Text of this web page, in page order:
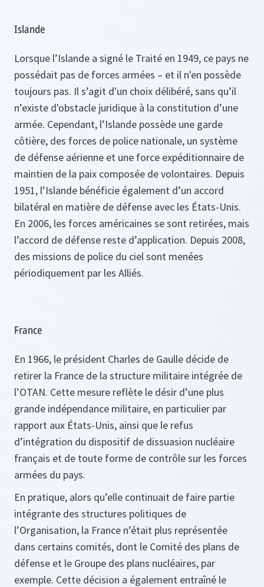
Islande
Lorsque l’Islande a signé le Traité en 1949, ce pays ne
possédait pas de forces armées – et il n'en possède
toujours pas. Il s’agit d'un choix délibéré, sans qu’il
n’existe d'obstacle juridique à la constitution d’une
armée. Cependant, l’Islande possède une garde
côtière, des forces de police nationale, un système
de défense aérienne et une force expéditionnaire de
maintien de la paix composée de volontaires. Depuis
1951, l’Islande bénéficie également d’un accord
bilatéral en matière de défense avec les États-Unis.
En 2006, les forces américaines se sont retirées, mais
l’accord de défense reste d’application. Depuis 2008,
des missions de police du ciel sont menées
périodiquement par les Alliés.
France
En 1966, le président Charles de Gaulle décide de
retirer la France de la structure militaire intégrée de
l’OTAN. Cette mesure reflète le désir d’une plus
grande indépendance militaire, en particulier par
rapport aux États-Unis, ainsi que le refus
d’intégration du dispositif de dissuasion nucléaire
français et de toute forme de contrôle sur les forces
armées du pays.
En pratique, alors qu’elle continuait de faire partie
intégrante des structures politiques de
l’Organisation, la France n’était plus représentée
dans certains comités, dont le Comité des plans de
défense et le Groupe des plans nucléaires, par
exemple. Cette décision a également entraîné le